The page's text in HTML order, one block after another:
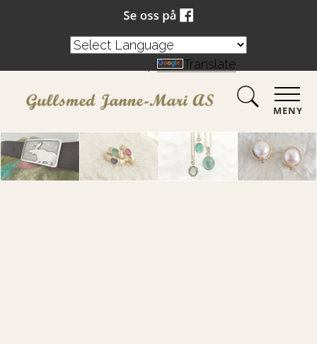
MENY
Translate